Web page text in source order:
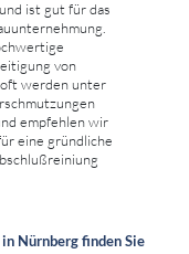
ist gut für das
von
oft werden unter
empfehlen wir
eine gründliche
Nürnberg finden Sie